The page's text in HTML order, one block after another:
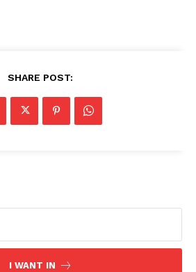
SHARE POST:
I WANT IN